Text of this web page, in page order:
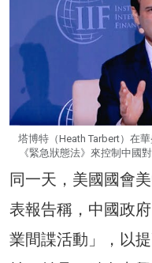
塔博特（Heath Tarbert）在
《緊急狀態法》來控制中國
同一天，美國國會
表報告稱，中國政
業間諜活動」，以